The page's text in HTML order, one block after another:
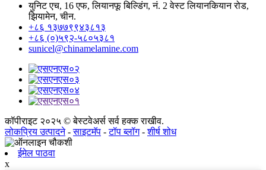
युनिट एच, 16 एफ, लियानफू बिल्डिंग, नं. 2 वेस्ट लियानकियान रोड,
झियामेन, चीन.
+८६ १३७७९९४३८१३
+८६ (०)५९२-५८०५३८१
sunicel@chinamelamine.com
कॉपीराइट २०२५ © बेस्टवेअर्स सर्व हक्क राखीव.
लोकप्रिय उत्पादने-साइटमॅप -टॉप ब्लॉग-शीर्ष शोध
ईमेल पाठवा
x